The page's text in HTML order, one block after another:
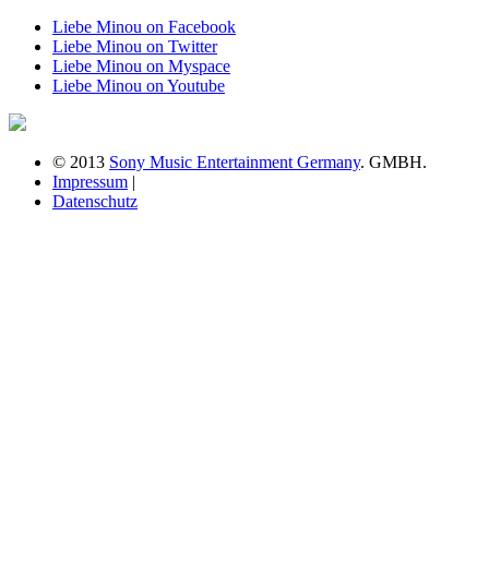
Liebe Minou on Facebook
Liebe Minou on Twitter
Liebe Minou on Myspace
Liebe Minou on Youtube
© 2013 Sony Music Entertainment Germany. GMBH.
Impressum |
Datenschutz